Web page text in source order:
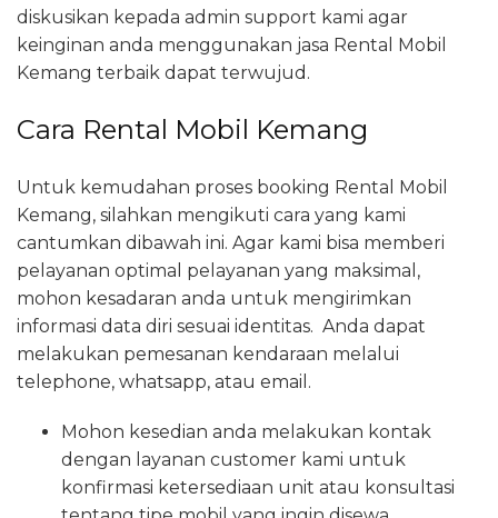
diskusikan kepada admin support kami agar
keinginan anda menggunakan jasa Rental Mobil
Kemang terbaik dapat terwujud.
Cara Rental Mobil Kemang
Untuk kemudahan proses booking Rental Mobil
Kemang, silahkan mengikuti cara yang kami
cantumkan dibawah ini. Agar kami bisa memberi
pelayanan optimal pelayanan yang maksimal,
mohon kesadaran anda untuk mengirimkan
informasi data diri sesuai identitas. Anda dapat
melakukan pemesanan kendaraan melalui
telephone, whatsapp, atau email.
Mohon kesedian anda melakukan kontak
dengan layanan customer kami untuk
konfirmasi ketersediaan unit atau konsultasi